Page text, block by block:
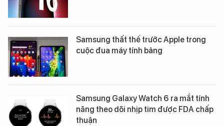
Samsung thất thế trước Apple trong
cuộc đua máy tính bảng
Samsung Galaxy Watch 6 ra mắt tính
năng theo dõi nhịp tim được FDA chấp
thuận